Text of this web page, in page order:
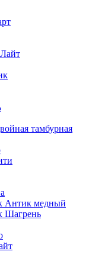
тамбурная
Антик медный
Шагрень